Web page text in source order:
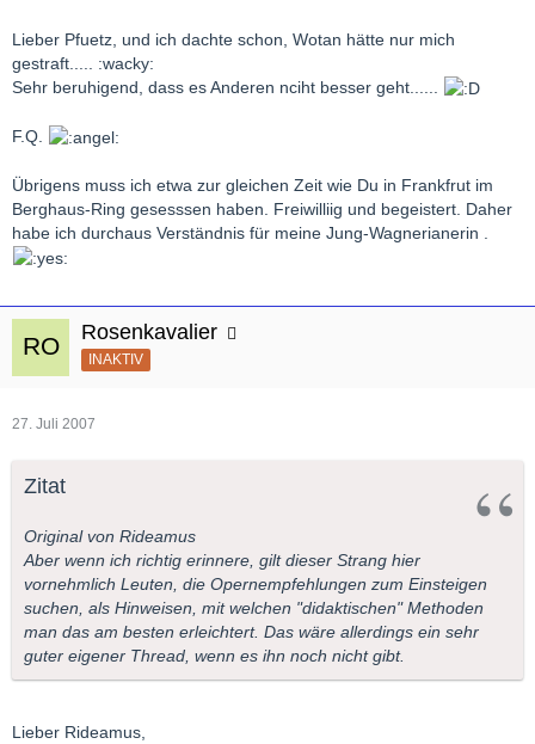
Lieber Pfuetz, und ich dachte schon, Wotan hätte nur mich
gestraft..... :wacky:
Sehr beruhigend, dass es Anderen nciht besser geht......
F.Q.
Übrigens muss ich etwa zur gleichen Zeit wie Du in Frankfrut im
Berghaus-Ring gesesssen haben. Freiwilliig und begeistert. Daher
habe ich durchaus Verständnis für meine Jung-Wagnerianerin .
Rosenkavalier
INAKTIV
27. Juli 2007
Zitat
Original von Rideamus
Aber wenn ich richtig erinnere, gilt dieser Strang hier
vornehmlich Leuten, die Opernempfehlungen zum Einsteigen
suchen, als Hinweisen, mit welchen "didaktischen" Methoden
man das am besten erleichtert. Das wäre allerdings ein sehr
guter eigener Thread, wenn es ihn noch nicht gibt.
Lieber Rideamus,